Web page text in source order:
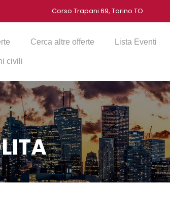
Corso Trapani 69, Torino TO
Cerca altre offerte Lista Eventi
civili